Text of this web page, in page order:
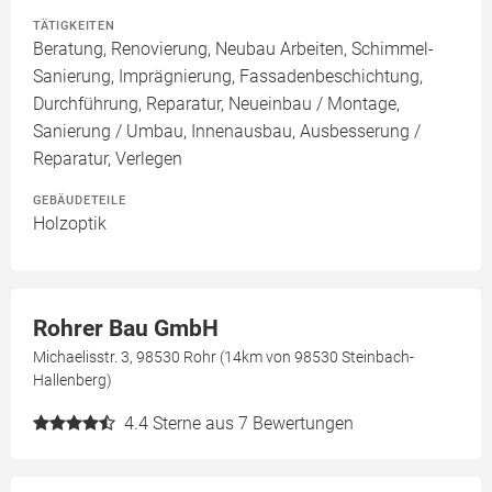
TÄTIGKEITEN
Beratung, Renovierung, Neubau Arbeiten, Schimmel-
Sanierung, Imprägnierung, Fassadenbeschichtung,
Durchführung, Reparatur, Neueinbau / Montage,
Sanierung / Umbau, Innenausbau, Ausbesserung /
Reparatur, Verlegen
GEBÄUDETEILE
Holzoptik
Rohrer Bau GmbH
Michaelisstr. 3, 98530 Rohr (14km von 98530 Steinbach-
Hallenberg)
4.4 Sterne aus 7 Bewertungen